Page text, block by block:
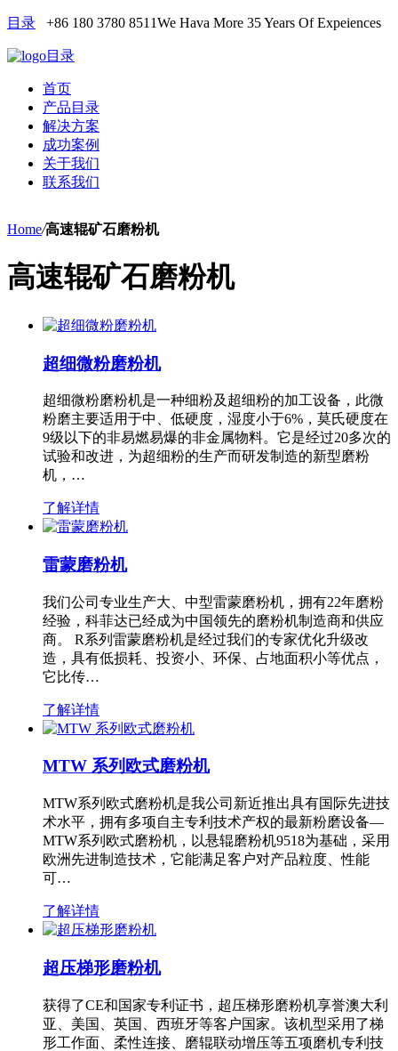
目录 +86 180 3780 8511We Hava More 35 Years Of Expeiences
目录
首页
产品目录
解决方案
成功案例
关于我们
联系我们
Home/高速辊矿石磨粉机
高速辊矿石磨粉机
超细微粉磨粉机
超细微粉磨粉机是一种细粉及超细粉的加工设备，此微
粉磨主要适用于中、低硬度，湿度小于6%，莫氏硬度在
9级以下的非易燃易爆的非金属物料。它是经过20多次的
试验和改进，为超细粉的生产而研发制造的新型磨粉
机，…
了解详情
雷蒙磨粉机
我们公司专业生产大、中型雷蒙磨粉机，拥有22年磨粉
经验，科菲达已经成为中国领先的磨粉机制造商和供应
商。 R系列雷蒙磨粉机是经过我们的专家优化升级改
造，具有低损耗、投资小、环保、占地面积小等优点，
它比传…
了解详情
MTW 系列欧式磨粉机
MTW系列欧式磨粉机是我公司新近推出具有国际先进技
术水平，拥有多项自主专利技术产权的最新粉磨设备—
MTW系列欧式磨粉机，以悬辊磨粉机9518为基础，采用
欧洲先进制造技术，它能满足客户对产品粒度、性能
可…
了解详情
超压梯形磨粉机
获得了CE和国家专利证书，超压梯形磨粉机享誉澳大利
亚、美国、英国、西班牙等客户国家。该机型采用了梯
形工作面、柔性连接、磨辊联动增压等五项磨机专利技